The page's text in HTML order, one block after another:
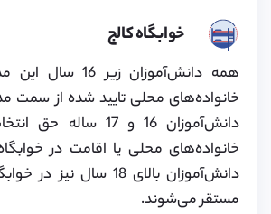
خوابگاه کالج
همه دانش‌آموزان زیر
خانواده‌های محلی تایید شده از سمت
دانش‌آموزان 16 و 17
خانواده‌های محلی یا اقامت در
دانش‌آموزان بالای 18 سال
مستقر می‌شوند.